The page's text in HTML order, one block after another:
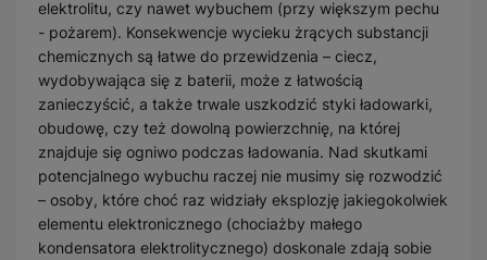
elektrolitu, czy nawet wybuchem (przy większym pechu
- pożarem). Konsekwencje wycieku żrących substancji
chemicznych są łatwe do przewidzenia – ciecz,
wydobywająca się z baterii, może z łatwością
zanieczyścić, a także trwale uszkodzić styki ładowarki,
obudowę, czy też dowolną powierzchnię, na której
znajduje się ogniwo podczas ładowania. Nad skutkami
potencjalnego wybuchu raczej nie musimy się rozwodzić
– osoby, które choć raz widziały eksplozję jakiegokolwiek
elementu elektronicznego (chociażby małego
kondensatora elektrolitycznego) doskonale zdają sobie